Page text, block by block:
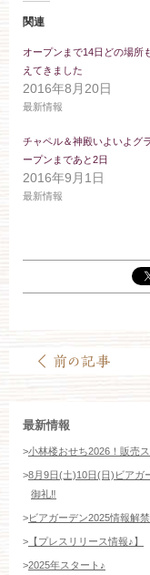
関連
オープンまで14日どの場所
えてきました
2016年8月20日
最新情報
チャペル＆神殿いよいよグ
ープンまであと2日
2016年9月1日
最新情報
最新情報
>小林楼おせち2026！販売
>8月9日(土)10日(日)ビアガ
御礼‼️
>ビアガーデン2025情報解
> 【プレスリリース情報♪】
>2025年スタート♪